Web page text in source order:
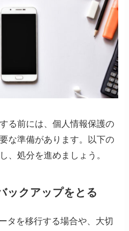
る前には、個人情報保護の
な準備があります。以下の
、処分を進めましょう。
ックアップをとる
タを移行する場合や、大切